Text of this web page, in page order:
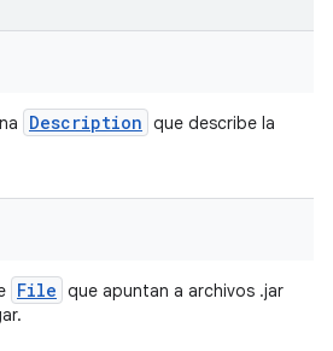
Description que describe la
File que apuntan a archivos .jar